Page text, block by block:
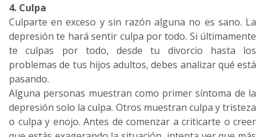
4. Culpa
Culparte en exceso y sin razón alguna no es sano. La
depresión te hará sentir culpa por todo. Si últimamente
te culpas por todo, desde tu divorcio hasta los
problemas de tus hijos adultos, debes analizar qué está
pasando.
Alguna personas muestran como primer síntoma de la
depresión solo la culpa. Otros muestran culpa y tristeza
o culpa y enojo. Antes de comenzar a criticarte o creer